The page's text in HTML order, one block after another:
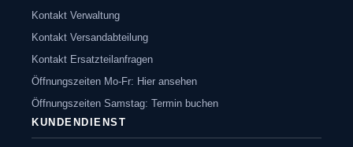
Kontakt Verwaltung
Kontakt Versandabteilung
Kontakt Ersatzteilanfragen
Öffnungszeiten Mo-Fr: Hier ansehen
Öffnungszeiten Samstag: Termin buchen
KUNDENDIENST